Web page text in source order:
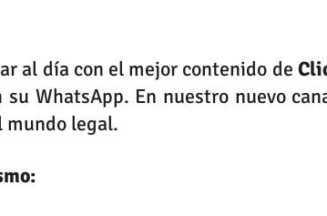
al día con el mejor contenido de
WhatsApp. En nuestro nuevo
mundo legal.